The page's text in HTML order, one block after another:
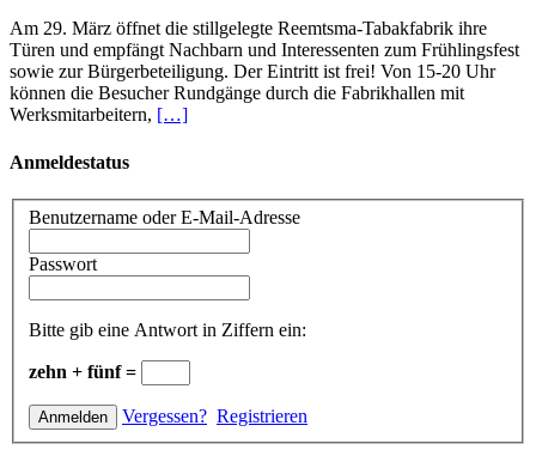
Am 29. März öffnet die stillgelegte Reemtsma-Tabakfabrik ihre
Türen und empfängt Nachbarn und Interessenten zum Frühlingsfest
sowie zur Bürgerbeteiligung. Der Eintritt ist frei! Von 15-20 Uhr
können die Besucher Rundgänge durch die Fabrikhallen mit
Werksmitarbeitern, […]
Anmeldestatus
Benutzername oder E-Mail-Adresse
Passwort
Bitte gib eine Antwort in Ziffern ein:
zehn + fünf =
Vergessen? Registrieren